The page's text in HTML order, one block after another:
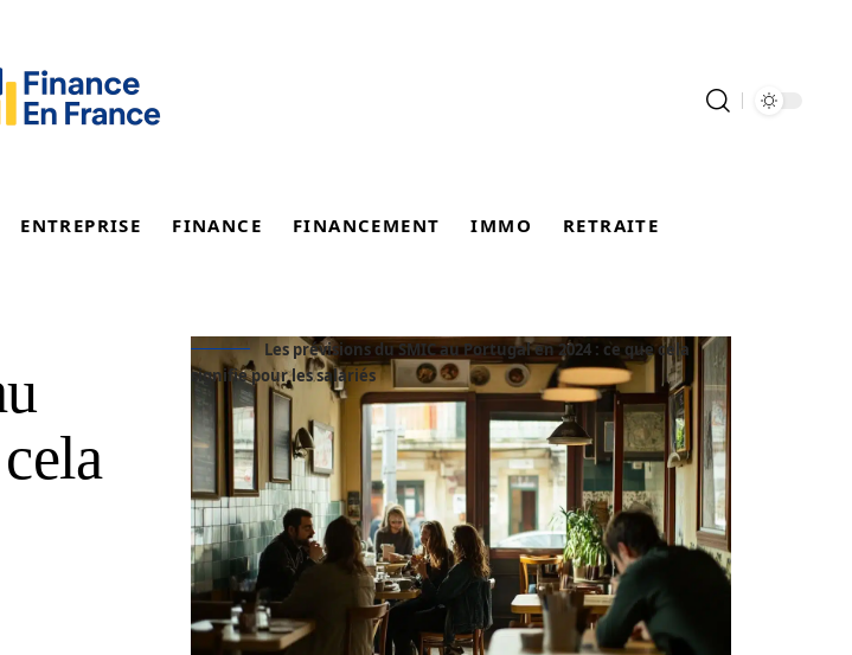
ENTREPRISE FINANCE FINANCEMENT IMMO RETRAITE
Les prévisions du SMIC au Portugal en 2024 : ce que cela
signifie pour les salariés